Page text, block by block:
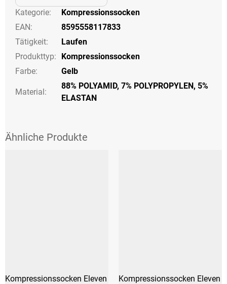
Kategorie:
Kompressionssocken
EAN:
8595558117833
Tätigkeit:
Laufen
Produkttyp:
Kompressionssocken
Farbe: Gelb
Material:
88% POLYAMID, 7% POLYPROPYLEN, 5%
ELASTAN
Kompressionssocken Eleven
Kompressionssocken Eleven